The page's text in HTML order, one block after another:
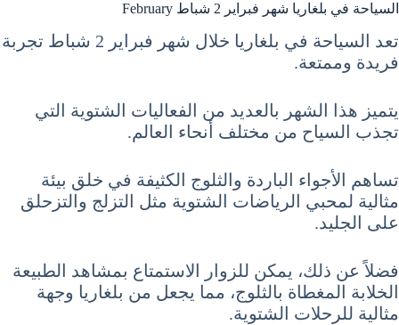
السياحة في بلغاريا شهر فبراير 2 شباط February
تعد السياحة في بلغاريا خلال شهر فبراير 2 شباط تجربة
فريدة وممتعة.
يتميز هذا الشهر بالعديد من الفعاليات الشتوية التي
تجذب السياح من مختلف أنحاء العالم.
تساهم الأجواء الباردة والثلوج الكثيفة في خلق بيئة
مثالية لمحبي الرياضات الشتوية مثل التزلج والتزحلق
على الجليد.
فضلاً عن ذلك، يمكن للزوار الاستمتاع بمشاهد الطبيعة
الخلابة المغطاة بالثلوج، مما يجعل من بلغاريا وجهة
مثالية للرحلات الشتوية.